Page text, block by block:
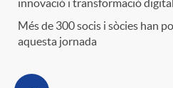
Més de 300 socis i sòcies han
aquesta jornada